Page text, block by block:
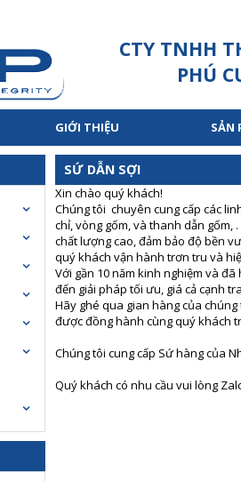
CTY TNHH
PHÚ
GIỚI THIỆU SẢN
SỨ DẪN SỢI
Xin chào quý khách!
Chúng tôi chuyên cung cấp các
chỉ, vòng gốm, và thanh dẫn gốm,
chất lượng cao, đảm bảo độ bền
quý khách vận hành trơn tru và
Với gần 10 năm kinh nghiệm và
đến giải pháp tối ưu, giá cả cạnh
Hãy ghé qua gian hàng của
được đồng hành cùng quý khách
Chúng tôi cung cấp Sứ hàng của
Quý khách có nhu cầu vui lòng